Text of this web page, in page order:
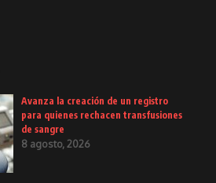
Avanza la creación de un registro
para quienes rechacen transfusiones
de sangre
8 agosto, 2026